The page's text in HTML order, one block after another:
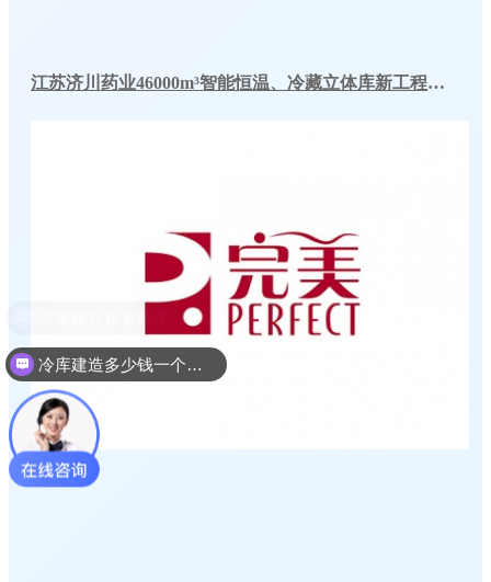
江苏济川药业46000m³智能恒温、冷藏立体库新工程案例